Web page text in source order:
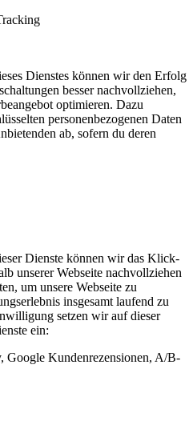
Dienstes können wir den Erfolg
besser nachvollziehen,
optimieren. Dazu
personenbezogenen Daten
ab, sofern du deren
Dienste können wir das Klick-
unserer Webseite nachvollziehen
um unsere Webseite zu
insgesamt laufend zu
setzen wir auf dieser
ein:
Google Kundenrezensionen, A/B-